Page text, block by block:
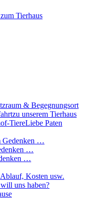
Tierhaus
& Begegnungsort
zu unserem Tierhaus
TiereLiebe Paten
Gedenken …
…
…
Ablauf, Kosten usw.
uns haben?